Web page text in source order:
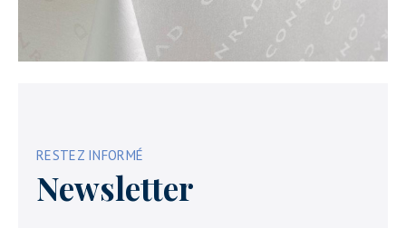
RESTEZ INFORMÉ
Newsletter